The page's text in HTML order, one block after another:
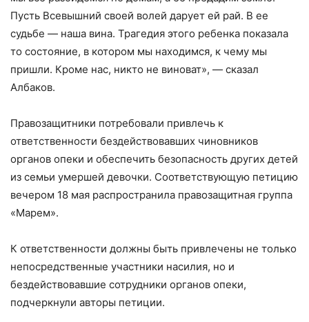
Пусть Всевышний своей волей дарует ей рай. В ее
судьбе — наша вина. Трагедия этого ребенка показала
то состояние, в котором мы находимся, к чему мы
пришли. Кроме нас, никто не виноват», — сказал
Албаков.
Правозащитники потребовали привлечь к
ответственности бездействовавших чиновников
органов опеки и обеспечить безопасность других детей
из семьи умершей девочки. Соответствующую петицию
вечером 18 мая распространила правозащитная группа
«Марем».
К ответственности должны быть привлечены не только
непосредственные участники насилия, но и
бездействовавшие сотрудники органов опеки,
подчеркнули авторы петиции.